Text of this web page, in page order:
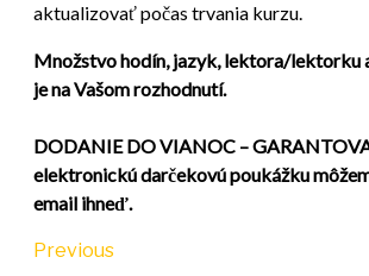
aktualizovať počas trvania kurzu.
Množstvo hodín, jazyk, lektora/lektorku
je na Vašom rozhodnutí.
DODANIE DO VIANOC –
elektronickú darčekovú poukážku
email ihneď.
Previous